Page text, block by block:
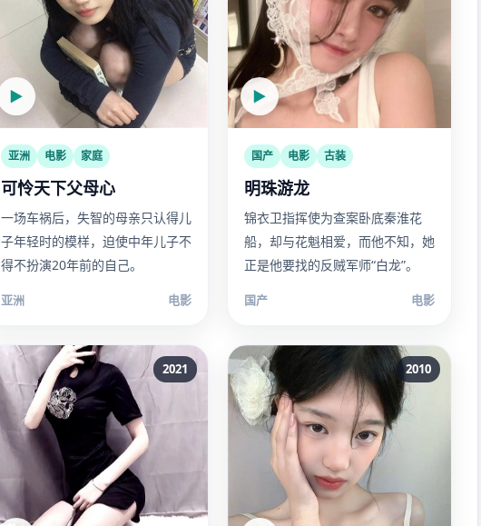
▶
亚洲 电影 家庭
可怜天下父母心
一场车祸后，失智的母亲只认得儿
子年轻时的模样，迫使中年儿子不
得不扮演20年前的自己。
亚洲 电影
▶
国产 电影 古装
明珠游龙
锦衣卫指挥使为查案卧底秦淮花
船，却与花魁相爱，而他不知，她
正是他要找的反贼军师“白龙”。
国产 电影
2021 2010